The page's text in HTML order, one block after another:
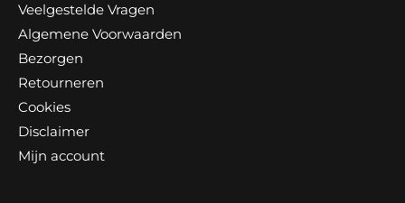
Veelgestelde Vragen
Algemene Voorwaarden
Bezorgen
Retourneren
Cookies
Disclaimer
Mijn account